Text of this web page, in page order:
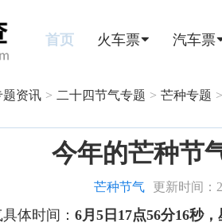
首页 火车票 汽车票
题资讯 > 二十四节气专题 > 芒种专题 >
今年的芒种节
芒种节气 更新时间：
体时间： 6月5日17点56分16秒